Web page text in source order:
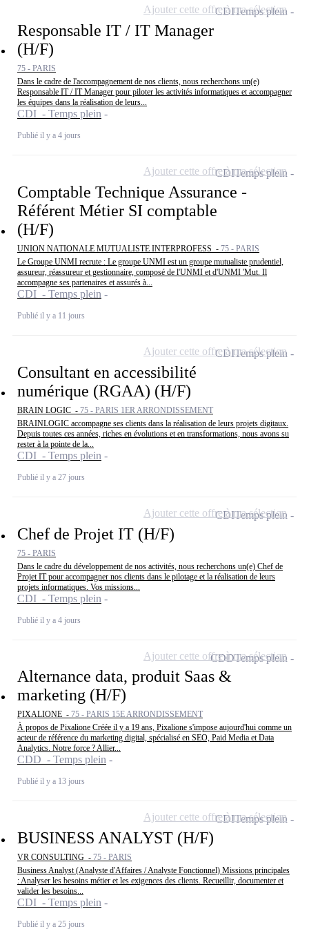
Responsable IT / IT Manager
(H/F)
75 - PARIS
Dans le cadre de l'accompagnement de nos clients, nous recherchons un(e)
Responsable IT / IT Manager pour piloter les activités informatiques et accompagner
les équipes dans la réalisation de leurs...
CDI - Temps plein
Publié il y a 4 jours
CDITemps plein
Ajouter cette offre à ma sélection
Comptable Technique Assurance -
Référent Métier SI comptable
(H/F)
UNION NATIONALE MUTUALISTE INTERPROFESS - 75 - PARIS
Le Groupe UNMI recrute : Le groupe UNMI est un groupe mutualiste prudentiel,
assureur, réassureur et gestionnaire, composé de l'UNMI et d'UNMI 'Mut. Il
accompagne ses partenaires et assurés à...
CDI - Temps plein
Publié il y a 11 jours
CDITemps plein
Ajouter cette offre à ma sélection
Consultant en accessibilité
numérique (RGAA) (H/F)
BRAIN LOGIC - 75 - PARIS 1ER ARRONDISSEMENT
BRAINLOGIC accompagne ses clients dans la réalisation de leurs projets digitaux.
Depuis toutes ces années, riches en évolutions et en transformations, nous avons su
rester à la pointe de la...
CDI - Temps plein
Publié il y a 27 jours
CDITemps plein
Ajouter cette offre à ma sélection
Chef de Projet IT (H/F)
75 - PARIS
Dans le cadre du développement de nos activités, nous recherchons un(e) Chef de
Projet IT pour accompagner nos clients dans le pilotage et la réalisation de leurs
projets informatiques. Vos missions...
CDI - Temps plein
Publié il y a 4 jours
CDITemps plein
Ajouter cette offre à ma sélection
Alternance data, produit Saas &
marketing (H/F)
PIXALIONE - 75 - PARIS 15E ARRONDISSEMENT
À propos de Pixalione Créée il y a 19 ans, Pixalione s'impose aujourd'hui comme un
acteur de référence du marketing digital, spécialisé en SEO, Paid Media et Data
Analytics. Notre force ? Allier...
CDD - Temps plein
Publié il y a 13 jours
CDDTemps plein
Ajouter cette offre à ma sélection
BUSINESS ANALYST (H/F)
VR CONSULTING - 75 - PARIS
Business Analyst (Analyste d'Affaires / Analyste Fonctionnel) Missions principales
: Analyser les besoins métier et les exigences des clients. Recueillir, documenter et
valider les besoins...
CDI - Temps plein
Publié il y a 25 jours
CDITemps plein
Ajouter cette offre à ma sélection